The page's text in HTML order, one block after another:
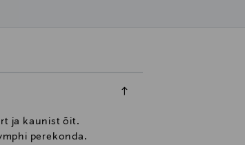
ja kaunist õit.
perekonda.